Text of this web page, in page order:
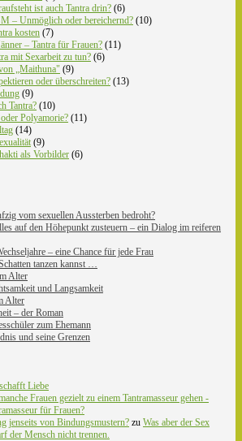
ist auch Tantra drin? (6)
– Unmöglich oder bereichernd? (10)
kosten (7)
– Tantra für Frauen? (11)
mit Sexarbeit zu tun? (6)
„Maithuna" (9)
oder überschreiten? (13)
(9)
Tantra? (10)
Polyamorie? (11)
(14)
(9)
als Vorbilder (6)
vom sexuellen Aussterben bedroht?
auf den Höhepunkt zusteuern – ein Dialog im reiferen
– eine Chance für jede Frau
tanzen kannst …
Alter
und Langsamkeit
Alter
– der Roman
zum Ehemann
und seine Grenzen
Liebe
Frauen gezielt zu einem Tantramasseur gehen -
für Frauen?
jenseits von Bindungsmustern? zu Was aber der Sex
der Mensch nicht trennen.